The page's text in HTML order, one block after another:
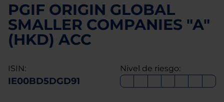
PGIF ORIGIN GLOBAL
SMALLER COMPANIES "A"
(HKD) ACC
ISIN:
IE00BD5DGD91
Nivel de riesgo: